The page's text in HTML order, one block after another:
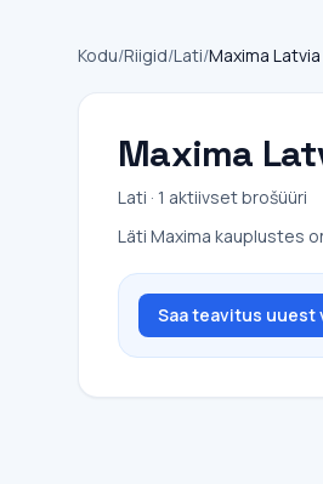
Kodu/Riigid/Lati/Maxima Latvia
Maxima
Lati · 1 aktiivset brošüüri
Läti Maxima kauplustes
Saa teavitus uuest